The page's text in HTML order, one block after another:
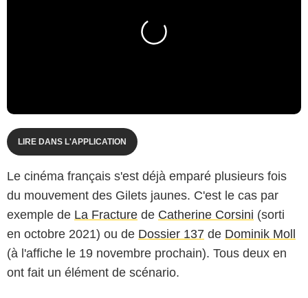
LIRE DANS L'APPLICATION
Le cinéma français s'est déjà emparé plusieurs fois
du mouvement des Gilets jaunes. C'est le cas par
exemple de La Fracture de Catherine Corsini (sorti
en octobre 2021) ou de Dossier 137 de Dominik Moll
(à l'affiche le 19 novembre prochain). Tous deux en
ont fait un élément de scénario.